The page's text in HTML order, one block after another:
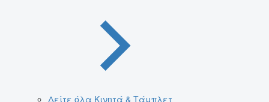
Δείτε όλα Κινητά & Τάμπλετ